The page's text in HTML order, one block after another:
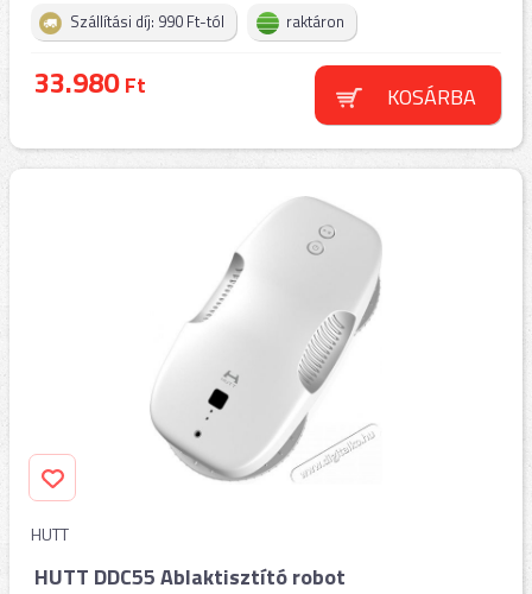
Szállítási díj: 990 Ft-tól raktáron
33.980Ft KOSÁRBA
HUTT
HUTT DDC55 Ablaktisztító robot